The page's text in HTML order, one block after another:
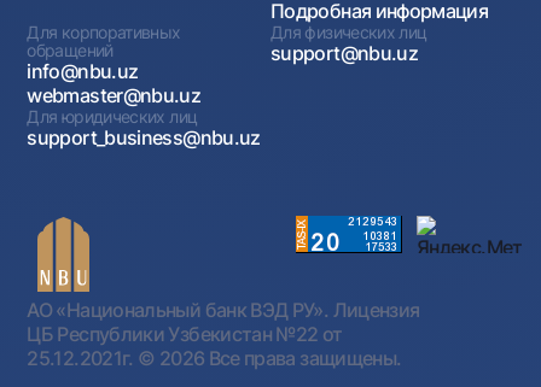
Подробная информация
Для корпоративных
обращений
info@nbu.uz
webmaster@nbu.uz
Для физических лиц
support@nbu.uz
Для юридических лиц
support_business@nbu.uz
АО «Национальный банк ВЭД РУ». Лицензия
ЦБ Республики Узбекистан №22 от
25.12.2021г. © 2026 Все права защищены.